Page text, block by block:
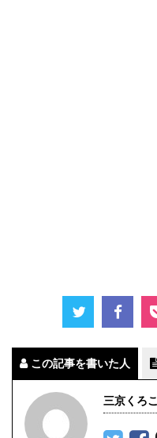
この記事を書いた人
三京くろこ